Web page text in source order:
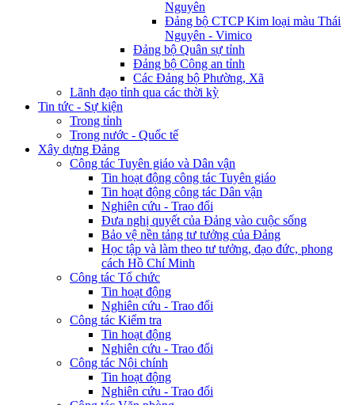
Nguyên
Đảng bộ CTCP Kim loại màu Thái
Nguyên - Vimico
Đảng bộ Quân sự tỉnh
Đảng bộ Công an tỉnh
Các Đảng bộ Phường, Xã
Lãnh đạo tỉnh qua các thời kỳ
Tin tức - Sự kiện
Trong tỉnh
Trong nước - Quốc tế
Xây dựng Đảng
Công tác Tuyên giáo và Dân vận
Tin hoạt động công tác Tuyên giáo
Tin hoạt động công tác Dân vận
Nghiên cứu - Trao đổi
Đưa nghị quyết của Đảng vào cuộc sống
Bảo vệ nền tảng tư tưởng của Đảng
Học tập và làm theo tư tưởng, đạo đức, phong
cách Hồ Chí Minh
Công tác Tổ chức
Tin hoạt động
Nghiên cứu - Trao đổi
Công tác Kiểm tra
Tin hoạt động
Nghiên cứu - Trao đổi
Công tác Nội chính
Tin hoạt động
Nghiên cứu - Trao đổi